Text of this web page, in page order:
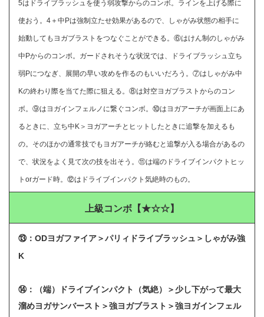
5はドライブラッシュを使う弱攻撃からのコンボ。ラインを上げる際に
使おう。4＋中Pは強制立たせ効果があるので、しゃがみ状態の相手に
始動してもヨガブラストをつなぐことができる。⑥はけん制のしゃがみ
中Pからのコンボ。ガードされそうな状況では、ドライブラッシュ立ち
弱Pにつなぎ、展開の早い攻めを作るのもいいだろう。⑦はしゃがみ中
Kの終わり際を当てた際に狙える。⑧は対空ヨガブラストからのコン
ボ。⑨はヨガインフェルノに繋ぐコンボ。⑩はヨガアーチが画面上にあ
るときに、立ち中K＞ヨガアーチとヒットしたときに追撃を加えるも
の。そのほかの通常技でもヨガアーチが絡むと追撃が入る場合があるの
で、状況をよく見て次の技を出そう。⑪は端のドライブインパクトヒッ
トorガード時。⑫はドライブインパクト気絶時のもの。
上級コンボ【★☆☆】
⑬：ODヨガファイア＞パリィドライブラッシュ＞しゃがみ強
K
⑭：（端）ドライブインパクト（気絶）＞少し下がって最大
溜めヨガサンバースト＞強ヨガブラスト＞強ヨガインフェル